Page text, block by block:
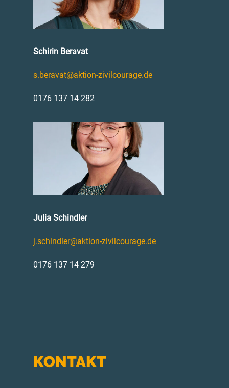
Schirin Beravat
s.beravat@aktion-zivilcourage.de
0176 137 14 282
Julia Schindler
j.schindler@aktion-zivilcourage.de
0176 137 14 279
KONTAKT